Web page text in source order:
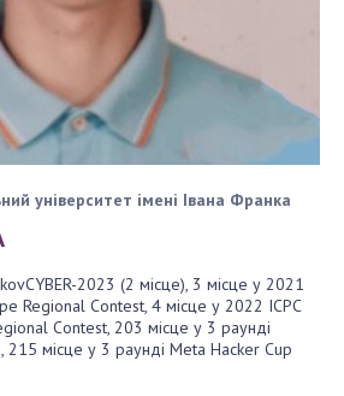
університет імені Івана Франка
2023 (2 місце), 3 місце у 2021
Regional Contest, 4 місце у 2022 ICPC
Contest, 203 місце у 3 раунді
місце у 3 раунді Meta Hacker Cup